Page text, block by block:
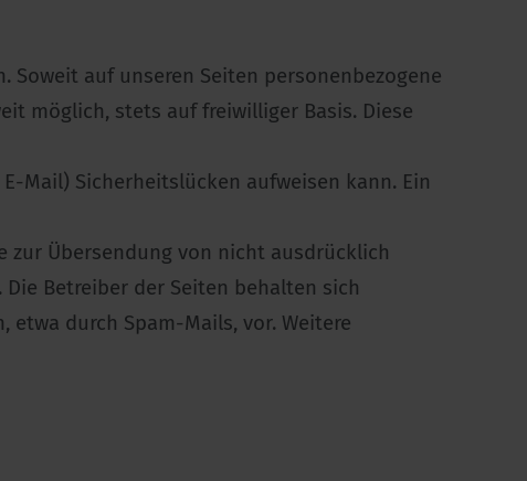
Soweit auf unseren Seiten personenbezogene
möglich, stets auf freiwilliger Basis. Diese
Mail) Sicherheitslücken aufweisen kann. Ein
Übersendung von nicht ausdrücklich
Betreiber der Seiten behalten sich
durch Spam-Mails, vor. Weitere